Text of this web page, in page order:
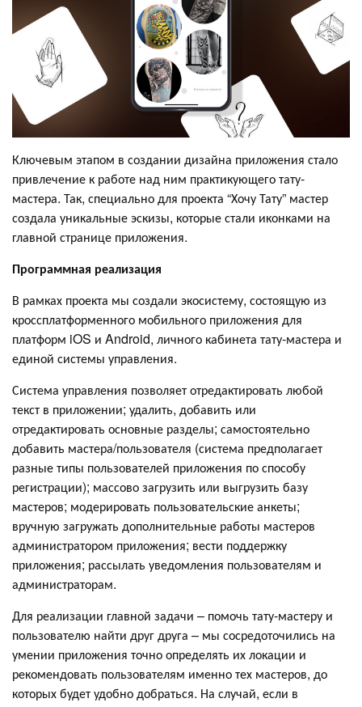
Ключевым этапом в создании дизайна приложения стало
привлечение к работе над ним практикующего тату-
мастера. Так, специально для проекта “Хочу Тату” мастер
создала уникальные эскизы, которые стали иконками на
главной странице приложения.
Программная реализация
В рамках проекта мы создали экосистему, состоящую из
кроссплатформенного мобильного приложения для
платформ iOS и Android, личного кабинета тату-мастера и
единой системы управления.
Система управления позволяет отредактировать любой
текст в приложении; удалить, добавить или
отредактировать основные разделы; самостоятельно
добавить мастера/пользователя (система предполагает
разные типы пользователей приложения по способу
регистрации); массово загрузить или выгрузить базу
мастеров; модерировать пользовательские анкеты;
вручную загружать дополнительные работы мастеров
администратором приложения; вести поддержку
приложения; рассылать уведомления пользователям и
администраторам.
Для реализации главной задачи – помочь тату-мастеру и
пользователю найти друг друга – мы сосредоточились на
умении приложения точно определять их локации и
рекомендовать пользователям именно тех мастеров, до
которых будет удобно добраться. На случай, если в